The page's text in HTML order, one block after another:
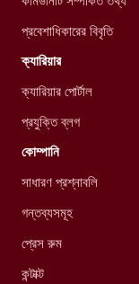
প্রবেশাধিকারের বিবৃতি
ক্যারিয়ার
ক্যারিয়ার পোর্টাল
প্রযুক্তি ব্লগ
কোম্পানি
সাধারণ প্রশ্নাবলি
গন্তব্যসমূহ
প্রেস রুম
কন্টাক্ট